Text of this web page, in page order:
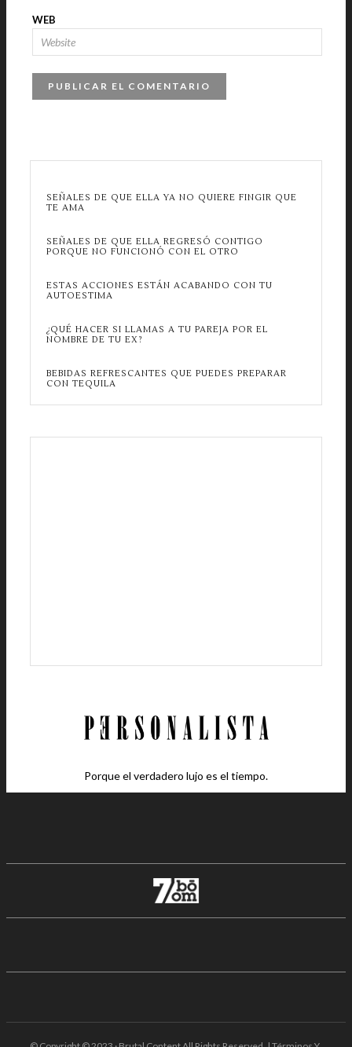
WEB
SEÑALES DE QUE ELLA YA NO QUIERE FINGIR QUE
TE AMA
SEÑALES DE QUE ELLA REGRESÓ CONTIGO
PORQUE NO FUNCIONÓ CON EL OTRO
ESTAS ACCIONES ESTÁN ACABANDO CON TU
AUTOESTIMA
¿QUÉ HACER SI LLAMAS A TU PAREJA POR EL
NOMBRE DE TU EX?
BEBIDAS REFRESCANTES QUE PUEDES PREPARAR
CON TEQUILA
Porque el verdadero lujo es el tiempo.